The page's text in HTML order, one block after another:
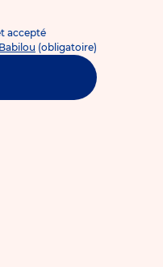
accepté
(obligatoire)